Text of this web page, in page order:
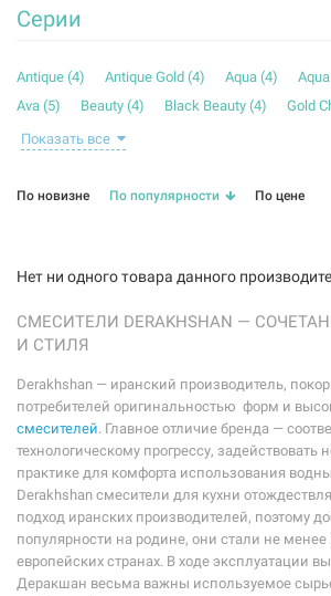
Серии
Antique (4) Antique Gold (4) Aqua (4)
Ava (5) Beauty (4) Black Beauty (4) Gold
Gold Top (4 ) Homa (
White Nature (
4)
Показать все
По новизне По популярности По цене
Нет ни одного товара данного
СМЕСИТЕЛИ DERAKHSHAN —
И СТИЛЯ
Derakhshan — иранский производитель,
потребителей оригинальностью форм и
смесителей. Главное отличие бренда —
технологическому прогрессу, задействовать
практике для комфорта использования
Derakhshan смесители для кухни
подход иранских производителей, поэтому
популярности на родине, они стали не менее
европейских странах. В ходе эксплуатации
Деракшан весьма важны используемое